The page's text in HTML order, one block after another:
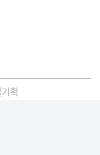
획